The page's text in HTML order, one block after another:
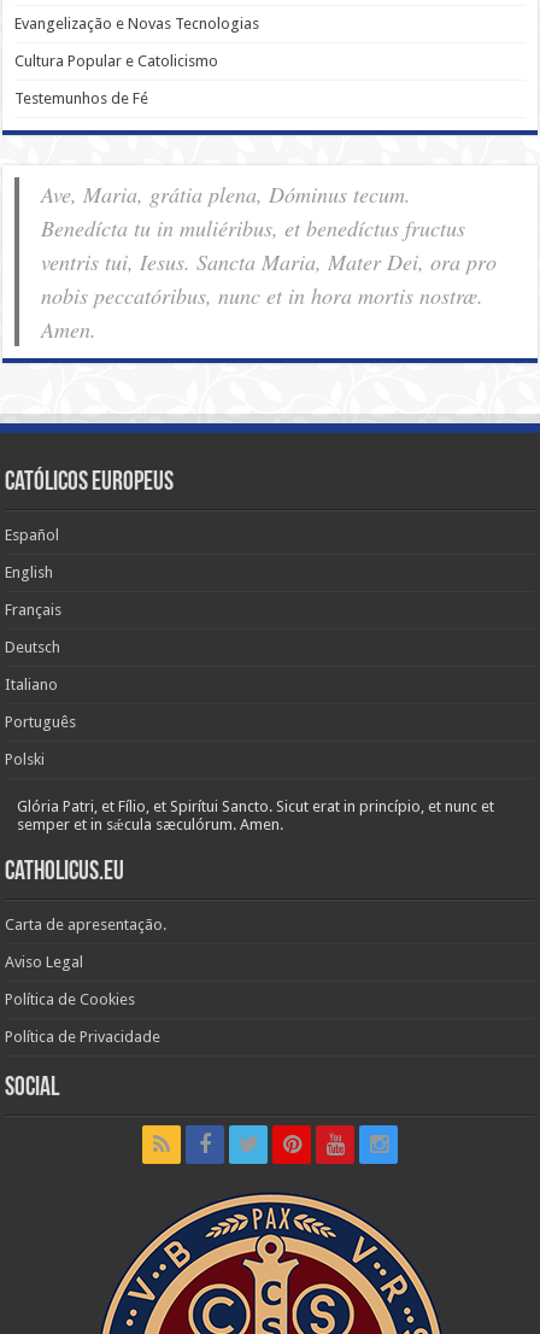
Evangelização e Novas Tecnologias
Cultura Popular e Catolicismo
Testemunhos de Fé
Ave, Maria, grátia plena, Dóminus tecum.
Benedícta tu in muliéribus, et benedíctus fructus
ventris tui, Iesus. Sancta Maria, Mater Dei, ora pro
nobis pec­ca­tóribus, nunc et in hora mortis nostræ.
Amen.
Católicos Europeus
Español
English
Français
Deutsch
Italiano
Português
Polski
Glória Patri, et Fílio, et Spirítui Sancto. Sicut erat in princípio, et nunc et
semper et in sǽcula sæculórum. Amen.
Catholicus.eu
Carta de apresentação.
Aviso Legal
Política de Cookies
Política de Privacidade
Social